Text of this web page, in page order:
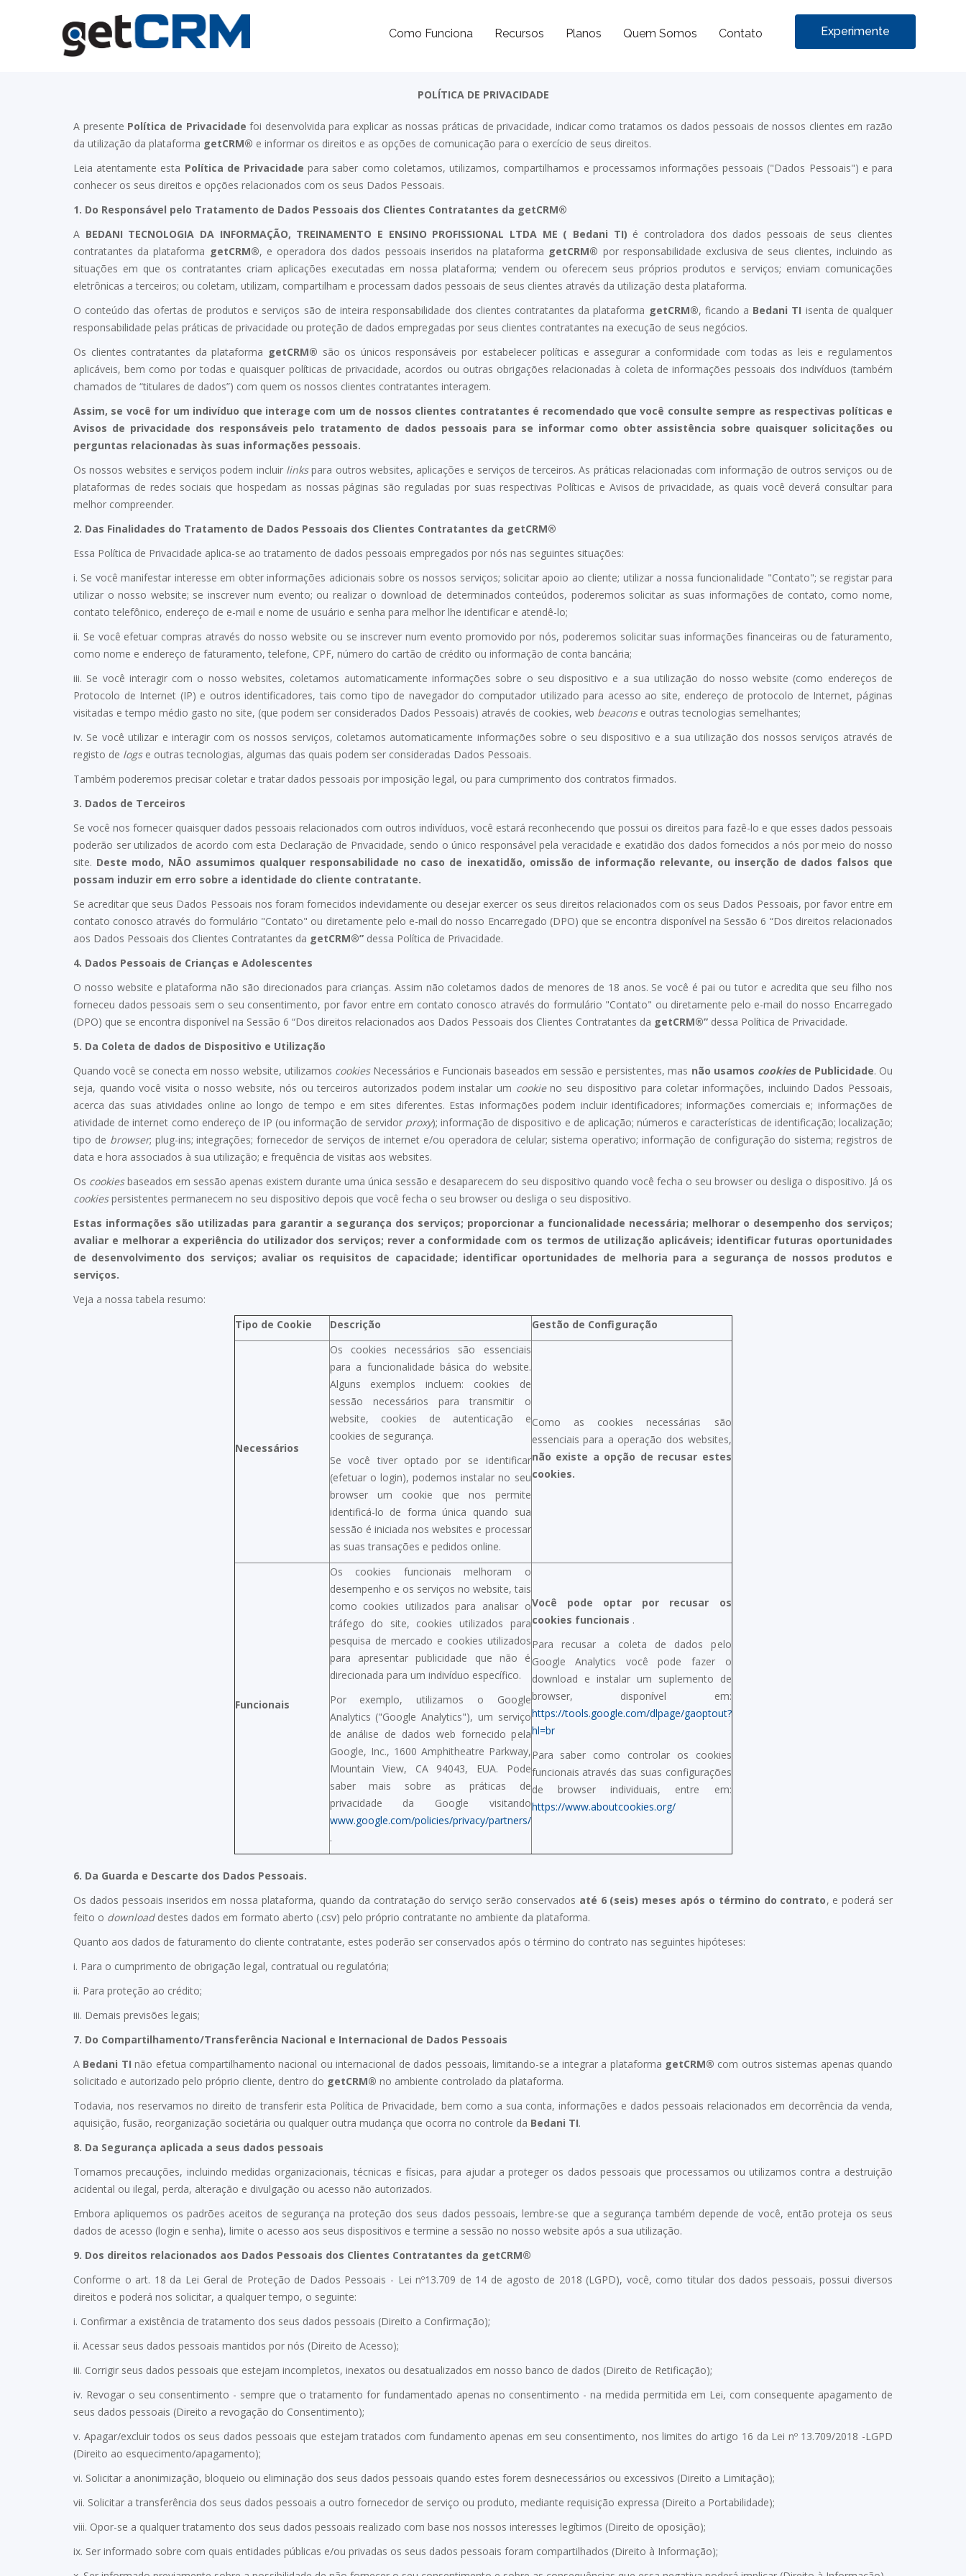
Experimente
Como Funciona Recursos Planos Quem Somos Contato
POLÍTICA DE PRIVACIDADE
A presente Política de Privacidade foi desenvolvida para explicar as nossas práticas de privacidade, indicar como tratamos os dados pessoais de nossos clientes em razão
da utilização da plataforma getCRM® e informar os direitos e as opções de comunicação para o exercício de seus direitos.
Leia atentamente esta Política de Privacidade para saber como coletamos, utilizamos, compartilhamos e processamos informações pessoais ("Dados Pessoais") e para
conhecer os seus direitos e opções relacionados com os seus Dados Pessoais.
1. Do Responsável pelo Tratamento de Dados Pessoais dos Clientes Contratantes da getCRM®
A BEDANI TECNOLOGIA DA INFORMAÇÃO, TREINAMENTO E ENSINO PROFISSIONAL LTDA ME ( Bedani TI) é controladora dos dados pessoais de seus clientes
contratantes da plataforma getCRM®, e operadora dos dados pessoais inseridos na plataforma getCRM® por responsabilidade exclusiva de seus clientes, incluindo as
situações em que os contratantes criam aplicações executadas em nossa plataforma; vendem ou oferecem seus próprios produtos e serviços; enviam comunicações
eletrônicas a terceiros; ou coletam, utilizam, compartilham e processam dados pessoais de seus clientes através da utilização desta plataforma.
O conteúdo das ofertas de produtos e serviços são de inteira responsabilidade dos clientes contratantes da plataforma getCRM®, ficando a Bedani TI isenta de qualquer
responsabilidade pelas práticas de privacidade ou proteção de dados empregadas por seus clientes contratantes na execução de seus negócios.
Os clientes contratantes da plataforma getCRM® são os únicos responsáveis por estabelecer políticas e assegurar a conformidade com todas as leis e regulamentos
aplicáveis, bem como por todas e quaisquer políticas de privacidade, acordos ou outras obrigações relacionadas à coleta de informações pessoais dos indivíduos (também
chamados de “titulares de dados”) com quem os nossos clientes contratantes interagem.
Assim, se você for um indivíduo que interage com um de nossos clientes contratantes é recomendado que você consulte sempre as respectivas políticas e
Avisos de privacidade dos responsáveis pelo tratamento de dados pessoais para se informar como obter assistência sobre quaisquer solicitações ou
perguntas relacionadas às suas informações pessoais.
Os nossos websites e serviços podem incluir linkspara outros websites, aplicações e serviços de terceiros. As práticas relacionadas com informação de outros serviços ou de
plataformas de redes sociais que hospedam as nossas páginas são reguladas por suas respectivas Políticas e Avisos de privacidade, as quais você deverá consultar para
melhor compreender.
2. Das Finalidades do Tratamento de Dados Pessoais dos Clientes Contratantes da getCRM®
Essa Política de Privacidade aplica-se ao tratamento de dados pessoais empregados por nós nas seguintes situações:
i. Se você manifestar interesse em obter informações adicionais sobre os nossos serviços; solicitar apoio ao cliente; utilizar a nossa funcionalidade "Contato"; se registar para
utilizar o nosso website; se inscrever num evento; ou realizar o download de determinados conteúdos, poderemos solicitar as suas informações de contato, como nome,
contato telefônico, endereço de e-mail e nome de usuário e senha para melhor lhe identificar e atendê-lo;
ii. Se você efetuar compras através do nosso website ou se inscrever num evento promovido por nós, poderemos solicitar suas informações financeiras ou de faturamento,
como nome e endereço de faturamento, telefone, CPF, número do cartão de crédito ou informação de conta bancária;
iii. Se você interagir com o nosso websites, coletamos automaticamente informações sobre o seu dispositivo e a sua utilização do nosso website (como endereços de
Protocolo de Internet (IP) e outros identificadores, tais como tipo de navegador do computador utilizado para acesso ao site, endereço de protocolo de Internet, páginas
visitadas e tempo médio gasto no site, (que podem ser considerados Dados Pessoais) através de cookies, web beaconse outras tecnologias semelhantes;
iv. Se você utilizar e interagir com os nossos serviços, coletamos automaticamente informações sobre o seu dispositivo e a sua utilização dos nossos serviços através de
registo de logse outras tecnologias, algumas das quais podem ser consideradas Dados Pessoais.
Também poderemos precisar coletar e tratar dados pessoais por imposição legal, ou para cumprimento dos contratos firmados.
3. Dados de Terceiros
Se você nos fornecer quaisquer dados pessoais relacionados com outros indivíduos, você estará reconhecendo que possui os direitos para fazê-lo e que esses dados pessoais
poderão ser utilizados de acordo com esta Declaração de Privacidade, sendo o único responsável pela veracidade e exatidão dos dados fornecidos a nós por meio do nosso
site. Deste modo, NÃO assumimos qualquer responsabilidade no caso de inexatidão, omissão de informação relevante, ou inserção de dados falsos que
possam induzir em erro sobre a identidade do cliente contratante.
Se acreditar que seus Dados Pessoais nos foram fornecidos indevidamente ou desejar exercer os seus direitos relacionados com os seus Dados Pessoais, por favor entre em
contato conosco através do formulário "Contato" ou diretamente pelo e-mail do nosso Encarregado (DPO) que se encontra disponível na Sessão 6 “Dos direitos relacionados
aos Dados Pessoais dos Clientes Contratantes da getCRM®” dessa Política de Privacidade.
4. Dados Pessoais de Crianças e Adolescentes
O nosso website e plataforma não são direcionados para crianças. Assim não coletamos dados de menores de 18 anos. Se você é pai ou tutor e acredita que seu filho nos
forneceu dados pessoais sem o seu consentimento, por favor entre em contato conosco através do formulário "Contato" ou diretamente pelo e-mail do nosso Encarregado
(DPO) que se encontra disponível na Sessão 6 “Dos direitos relacionados aos Dados Pessoais dos Clientes Contratantes da getCRM®” dessa Política de Privacidade.
5. Da Coleta de dados de Dispositivo e Utilização
Quando você se conecta em nosso website, utilizamos cookiesNecessários e Funcionais baseados em sessão e persistentes, mas não usamos cookiesde Publicidade. Ou
seja, quando você visita o nosso website, nós ou terceiros autorizados podem instalar um cookieno seu dispositivo para coletar informações, incluindo Dados Pessoais,
acerca das suas atividades online ao longo de tempo e em sites diferentes. Estas informações podem incluir identificadores; informações comerciais e; informações de
atividade de internet como endereço de IP (ou informação de servidor proxy); informação de dispositivo e de aplicação; números e características de identificação; localização;
tipo de browser; plug-ins; integrações; fornecedor de serviços de internet e/ou operadora de celular; sistema operativo; informação de configuração do sistema; registros de
data e hora associados à sua utilização; e frequência de visitas aos websites.
Os cookiesbaseados em sessão apenas existem durante uma única sessão e desaparecem do seu dispositivo quando você fecha o seu browser ou desliga o dispositivo. Já os
cookiespersistentes permanecem no seu dispositivo depois que você fecha o seu browser ou desliga o seu dispositivo.
Estas informações são utilizadas para garantir a segurança dos serviços; proporcionar a funcionalidade necessária; melhorar o desempenho dos serviços;
avaliar e melhorar a experiência do utilizador dos serviços; rever a conformidade com os termos de utilização aplicáveis; identificar futuras oportunidades
de desenvolvimento dos serviços; avaliar os requisitos de capacidade; identificar oportunidades de melhoria para a segurança de nossos produtos e
serviços.
Veja a nossa tabela resumo:
Tipo de Cookie
Descrição Gestão de Configuração
Necessários
Os cookies necessários são essenciais
para a funcionalidade básica do website.
Alguns exemplos incluem: cookies de
sessão necessários para transmitir o
website, cookies de autenticação e
cookies de segurança.
Se você tiver optado por se identificar
(efetuar o login), podemos instalar no seu
browser um cookie que nos permite
identificá-lo de forma única quando sua
sessão é iniciada nos websites e processar
as suas transações e pedidos online.
Como as cookies necessárias são
essenciais para a operação dos websites,
não existe a opção de recusar estes
cookies.
Funcionais
Os cookies funcionais melhoram o
desempenho e os serviços no website, tais
como cookies utilizados para analisar o
tráfego do site, cookies utilizados para
pesquisa de mercado e cookies utilizados
para apresentar publicidade que não é
direcionada para um indivíduo específico.
Por exemplo, utilizamos o Google
Analytics ("Google Analytics"), um serviço
de análise de dados web fornecido pela
Google, Inc., 1600 Amphitheatre Parkway,
Mountain View, CA 94043, EUA. Pode
saber mais sobre as práticas de
privacidade da Google visitando
www.google.com/policies/privacy/partners/
.
Você pode optar por recusar os
cookies funcionais .
Para recusar a coleta de dados pelo
Google Analytics você pode fazer o
download e instalar um suplemento de
browser, disponível em:
https://tools.google.com/dlpage/gaoptout?
hl=br
Para saber como controlar os cookies
funcionais através das suas configurações
de browser individuais, entre em:
https://www.aboutcookies.org/
6. Da Guarda e Descarte dos Dados Pessoais.
Os dados pessoais inseridos em nossa plataforma, quando da contratação do serviço serão conservados até 6 (seis) meses após o término do contrato, e poderá ser
feito o downloaddestes dados em formato aberto (.csv) pelo próprio contratante no ambiente da plataforma.
Quanto aos dados de faturamento do cliente contratante, estes poderão ser conservados após o término do contrato nas seguintes hipóteses:
i. Para o cumprimento de obrigação legal, contratual ou regulatória;
ii. Para proteção ao crédito;
iii. Demais previsões legais;
7. Do Compartilhamento/Transferência Nacional e Internacional de Dados Pessoais
A Bedani TInão efetua compartilhamento nacional ou internacional de dados pessoais, limitando-se a integrar a plataforma getCRM® com outros sistemas apenas quando
solicitado e autorizado pelo próprio cliente, dentro do getCRM® no ambiente controlado da plataforma.
Todavia, nos reservamos no direito de transferir esta Política de Privacidade, bem como a sua conta, informações e dados pessoais relacionados em decorrência da venda,
aquisição, fusão, reorganização societária ou qualquer outra mudança que ocorra no controle da Bedani TI.
8. Da Segurança aplicada a seus dados pessoais
Tomamos precauções, incluindo medidas organizacionais, técnicas e físicas, para ajudar a proteger os dados pessoais que processamos ou utilizamos contra a destruição
acidental ou ilegal, perda, alteração e divulgação ou acesso não autorizados.
Embora apliquemos os padrões aceitos de segurança na proteção dos seus dados pessoais, lembre-se que a segurança também depende de você, então proteja os seus
dados de acesso (login e senha), limite o acesso aos seus dispositivos e termine a sessão no nosso website após a sua utilização.
9. Dos direitos relacionados aos Dados Pessoais dos Clientes Contratantes da getCRM®
Conforme o art. 18 da Lei Geral de Proteção de Dados Pessoais - Lei nº13.709 de 14 de agosto de 2018 (LGPD), você, como titular dos dados pessoais, possui diversos
direitos e poderá nos solicitar, a qualquer tempo, o seguinte:
i. Confirmar a existência de tratamento dos seus dados pessoais (Direito a Confirmação);
ii. Acessar seus dados pessoais mantidos por nós (Direito de Acesso);
iii. Corrigir seus dados pessoais que estejam incompletos, inexatos ou desatualizados em nosso banco de dados (Direito de Retificação);
iv. Revogar o seu consentimento - sempre que o tratamento for fundamentado apenas no consentimento - na medida permitida em Lei, com consequente apagamento de
seus dados pessoais (Direito a revogação do Consentimento);
v. Apagar/excluir todos os seus dados pessoais que estejam tratados com fundamento apenas em seu consentimento, nos limites do artigo 16 da Lei nº 13.709/2018 -LGPD
(Direito ao esquecimento/apagamento);
vi. Solicitar a anonimização, bloqueio ou eliminação dos seus dados pessoais quando estes forem desnecessários ou excessivos (Direito a Limitação);
vii. Solicitar a transferência dos seus dados pessoais a outro fornecedor de serviço ou produto, mediante requisição expressa (Direito a Portabilidade);
viii. Opor-se a qualquer tratamento dos seus dados pessoais realizado com base nos nossos interesses legítimos (Direito de oposição);
ix. Ser informado sobre com quais entidades públicas e/ou privadas os seus dados pessoais foram compartilhados (Direito à Informação);